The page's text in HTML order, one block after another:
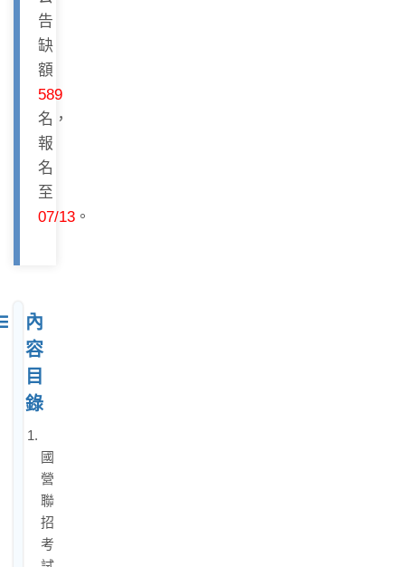
告
缺
額
589
名，
報
名
至
07/13 。
內
容
目
錄
1.
國
營
聯
招
考